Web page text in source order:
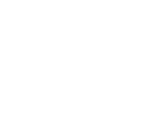
از شرکای محلی در کره شمالی
خواهد شد. هرچند تاریخ دقیق این
برای اعلام تاریخ تورهای
یانگ و سایر مناطق گردشگری در